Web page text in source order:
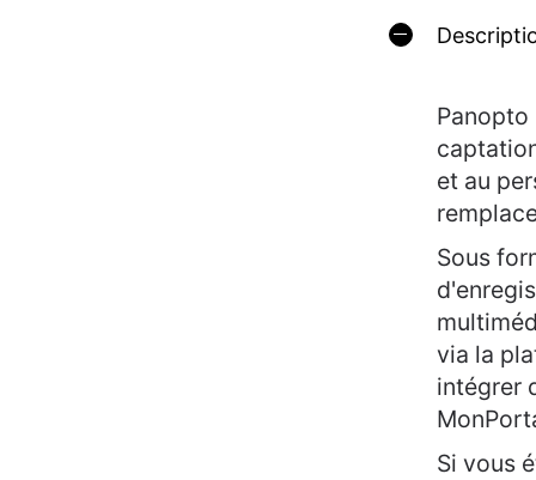
et au
Sous
via la
intégrer
Si vous